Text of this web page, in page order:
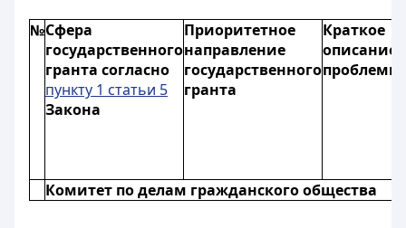
№Сфера
государственного
гранта согласно
пункту 1 статьи 5
Закона
Приоритетное
направление
государственного
гранта
Краткое
описание
проблемы
Комитет по делам гражданского общества